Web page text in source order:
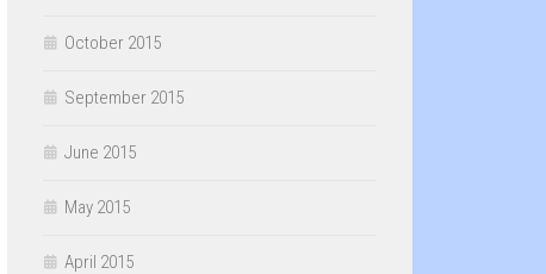
October 2015
September 2015
June 2015
May 2015
April 2015